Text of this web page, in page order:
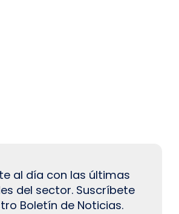
al día con las últimas
del sector. Suscríbete
Boletín de Noticias.